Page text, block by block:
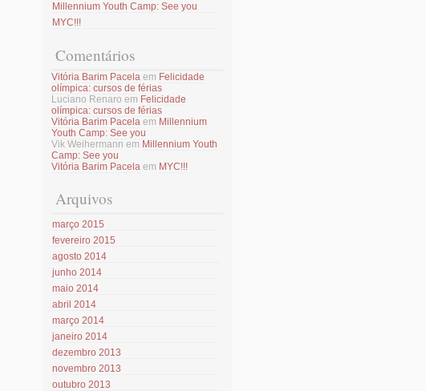
Millennium Youth Camp: See you
MYC!!!
Comentários
Vitória Barim Pacela em Felicidade
olímpica: cursos de férias
Luciano Renaro em Felicidade
olímpica: cursos de férias
Vitória Barim Pacela em Millennium
Youth Camp: See you
Vik Weihermann em Millennium Youth
Camp: See you
Vitória Barim Pacela em MYC!!!
Arquivos
março 2015
fevereiro 2015
agosto 2014
junho 2014
maio 2014
abril 2014
março 2014
janeiro 2014
dezembro 2013
novembro 2013
outubro 2013